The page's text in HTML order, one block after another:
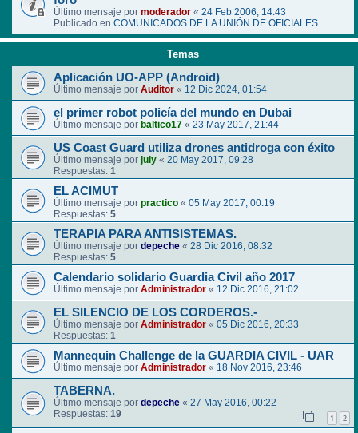
Último mensaje por moderador « 24 Feb 2006, 14:43
Publicado en COMUNICADOS DE LA UNIÓN DE OFICIALES
Temas
Aplicación UO-APP (Android)
Último mensaje por Auditor « 12 Dic 2024, 01:54
el primer robot policía del mundo en Dubai
Último mensaje por baltico17 « 23 May 2017, 21:44
US Coast Guard utiliza drones antidroga con éxito
Último mensaje por july « 20 May 2017, 09:28
Respuestas: 1
EL ACIMUT
Último mensaje por practico « 05 May 2017, 00:19
Respuestas: 5
TERAPIA PARA ANTISISTEMAS.
Último mensaje por depeche « 28 Dic 2016, 08:32
Respuestas: 5
Calendario solidario Guardia Civil año 2017
Último mensaje por Administrador « 12 Dic 2016, 21:02
EL SILENCIO DE LOS CORDEROS.-
Último mensaje por Administrador « 05 Dic 2016, 20:33
Respuestas: 1
Mannequin Challenge de la GUARDIA CIVIL - UAR
Último mensaje por Administrador « 18 Nov 2016, 23:46
TABERNA.
Último mensaje por depeche « 27 May 2016, 00:22
Respuestas: 19 1 2